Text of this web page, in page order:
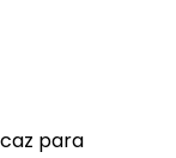
para